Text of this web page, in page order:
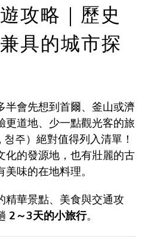
攻略｜歷史
具的城市探
半會先想到首爾、釜山或濟
更道地、少一點觀光客的旅
주）絕對值得列入清單！
化的發源地，也有壯麗的古
味的在地料理。
精華景點、美食與交通攻
2～3天的小旅行。